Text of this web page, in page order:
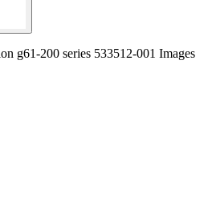
g61-200 series 533512-001 Images